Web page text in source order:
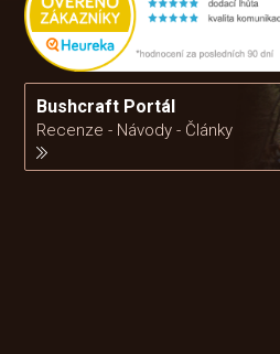
Bushcraft Portál
Recenze - Návody - Články